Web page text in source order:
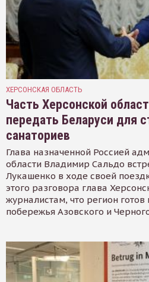
ХЕРСОНСКАЯ ОБЛАСТЬ
Часть Херсонской
передать Беларуси для
санаториев
Глава назначенной Россией
области Владимир Сальдо
Лукашенко в ходе своей
этого разговора глава
журналистам, что регион
побережья Азовского и